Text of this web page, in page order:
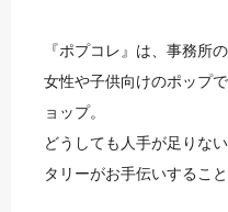
『ポプコレ』は、事務所
女性や子供向けのポップ
ョップ。
どうしても人手が足りない
タリーがお手伝いするこ